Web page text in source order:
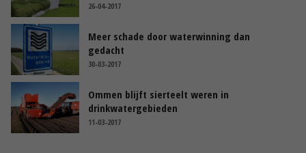
26-04-2017
Meer schade door waterwinning dan
gedacht
30-03-2017
Ommen blijft sierteelt weren in
drinkwatergebieden
11-03-2017